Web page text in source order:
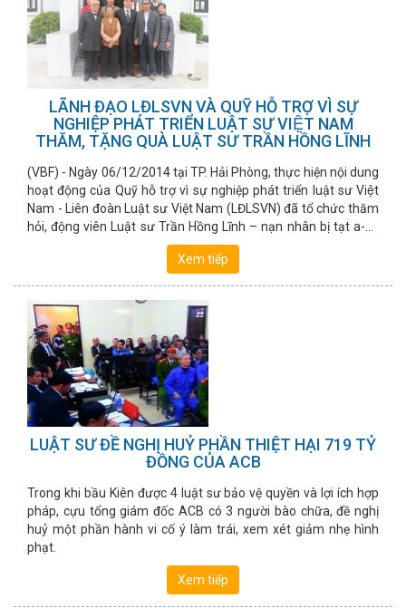
LÃNH ĐẠO LĐLSVN VÀ QUỸ HỖ TRỢ VÌ SỰ
NGHIỆP PHÁT TRIỂN LUẬT SƯ VIỆT NAM
THĂM, TẶNG QUÀ LUẬT SƯ TRẦN HỒNG LĨNH
(VBF) - Ngày 06/12/2014 tại TP. Hải Phòng, thực hiện nội dung
hoạt động của Quỹ hỗ trợ vì sự nghiệp phát triển luật sư Việt
Nam - Liên đoàn Luật sư Việt Nam (LĐLSVN) đã tổ chức thăm
hỏi, động viên Luật sư Trần Hồng Lĩnh – nạn nhân bị tạt a-xít
gây thương tật nặng trong vụ án đặc biệt nghiêm trọng diễn ra
tại thành phố Hải Phòng cách nay đã hai năm.
Xem tiếp
LUẬT SƯ ĐỀ NGHỊ HUỶ PHẦN THIỆT HẠI 719 TỶ
ĐỒNG CỦA ACB
Trong khi bầu Kiên được 4 luật sư bảo vệ quyền và lợi ích hợp
pháp, cựu tổng giám đốc ACB có 3 người bào chữa, đề nghị
huỷ một phần hành vi cố ý làm trái, xem xét giảm nhẹ hình
phạt.
Xem tiếp